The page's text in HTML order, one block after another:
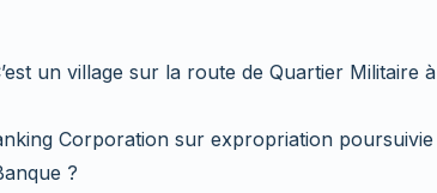
un village sur la route de Quartier Militaire à
Corporation sur expropriation poursuivie
?